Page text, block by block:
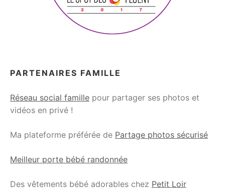
PARTENAIRES FAMILLE
Réseau social famille pour partager ses photos et
vidéos en privé !
Ma plateforme préférée de Partage photos sécurisé
Meilleur porte bébé randonnée
Des vêtements bébé adorables chez Petit Loir